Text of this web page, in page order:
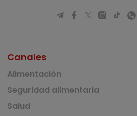
Canales
Alimentación
Seguridad alimentaria
Salud